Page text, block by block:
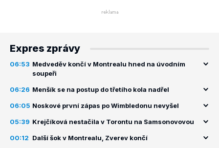
Expres zprávy
06:53 Medveděv končí v Montrealu hned na úvodním
soupeři
06:26 Menšík se na postup do třetího kola nadřel
06:05 Noskové první zápas po Wimbledonu nevyšel
05:39 Krejčíková nestačila v Torontu na Samsonovovou
00:12 Další šok v Montrealu, Zverev končí